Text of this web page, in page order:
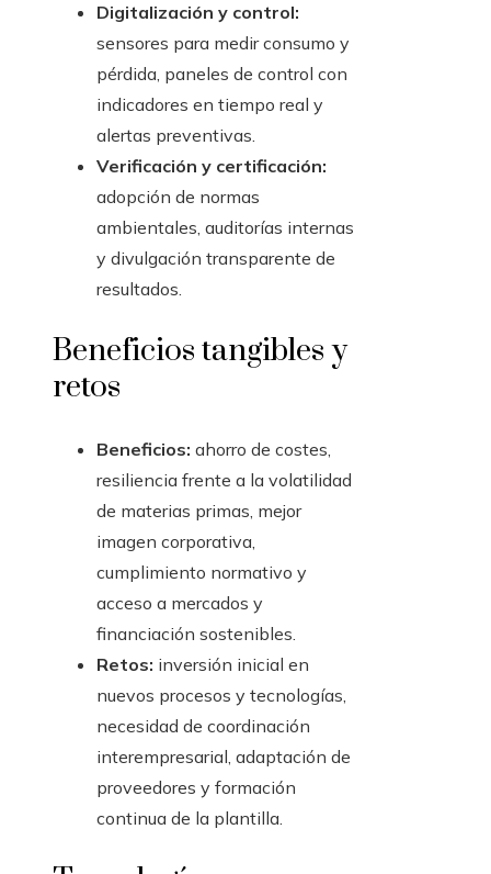
Digitalización y control:
sensores para medir consumo y
pérdida, paneles de control con
indicadores en tiempo real y
alertas preventivas.
Verificación y certificación:
adopción de normas
ambientales, auditorías internas
y divulgación transparente de
resultados.
Beneficios tangibles y
retos
Beneficios: ahorro de costes,
resiliencia frente a la volatilidad
de materias primas, mejor
imagen corporativa,
cumplimiento normativo y
acceso a mercados y
financiación sostenibles.
Retos: inversión inicial en
nuevos procesos y tecnologías,
necesidad de coordinación
interempresarial, adaptación de
proveedores y formación
continua de la plantilla.